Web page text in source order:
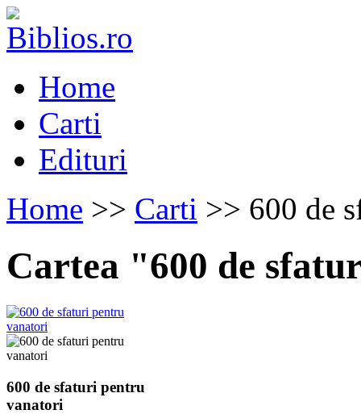
Home
Carti
Edituri
Home >> Carti >> 600 de
Cartea "600 de
600 de sfaturi pentru
vanatori